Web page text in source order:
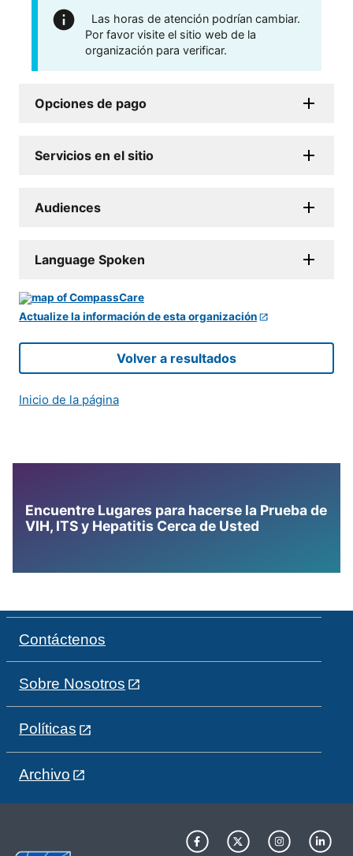
Las horas de atención podrían cambiar.
Por favor visite el sitio web de la
organización para verificar.
Opciones de pago
Servicios en el sitio
Audiences
Language Spoken
Actualize la información de esta organización
Volver a resultados
Inicio de la página
Encuentre Lugares para hacerse la Prueba de
VIH, ITS y Hepatitis Cerca de Usted
Contáctenos
Sobre Nosotros
Políticas
Archivo